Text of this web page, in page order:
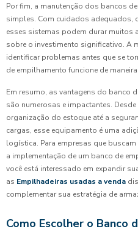
Por fim, a manutenção dos bancos
simples. Com cuidados adequados,
esses sistemas podem durar muitos
sobre o investimento significativo. A
identificar problemas antes que se
de empilhamento funcione de
Em resumo, as vantagens do banco
são numerosas e impactantes.
organização do estoque até a
cargas, esse equipamento é uma
logística. Para empresas que
a implementação de um banco de
você está interessado em expandir
as Empilhadeiras usadas a venda
complementar sua estratégia de
Como Escolher o Banco